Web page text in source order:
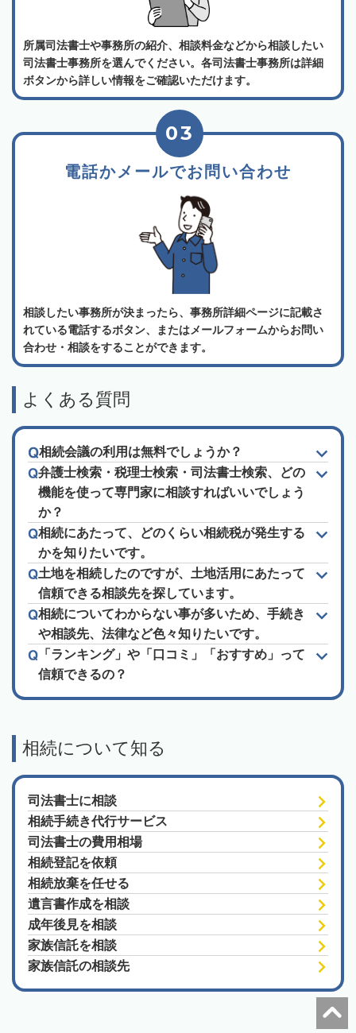
所属司法書士や事務所の紹介、相談料金などから相談したい
司法書士事務所を選んでください。各司法書士事務所は詳細
ボタンから詳しい情報をご確認いただけます。
電話かメールでお問い合わせ
03
相談したい事務所が決まったら、事務所詳細ページに記載さ
れている電話するボタン、またはメールフォームからお問い
合わせ・相談をすることができます。
よくある質問
相続会議の利用は無料でしょうか？
弁護士検索・税理士検索・司法書士検索、どの
機能を使って専門家に相談すればいいでしょう
か？
相続にあたって、どのくらい相続税が発生する
かを知りたいです。
土地を相続したのですが、土地活用にあたって
信頼できる相談先を探しています。
相続についてわからない事が多いため、手続き
や相談先、法律など色々知りたいです。
「ランキング」や「口コミ」「おすすめ」って
信頼できるの？
相続について知る
司法書士に相談
相続手続き代行サービス
司法書士の費用相場
相続登記を依頼
相続放棄を任せる
遺言書作成を相談
成年後見を相談
家族信託を相談
家族信託の相談先